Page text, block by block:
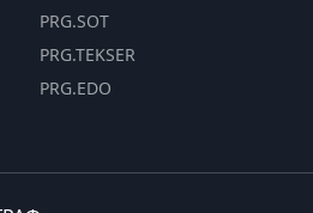
PRG.SOT
PRG.TEKSER
PRG.EDO